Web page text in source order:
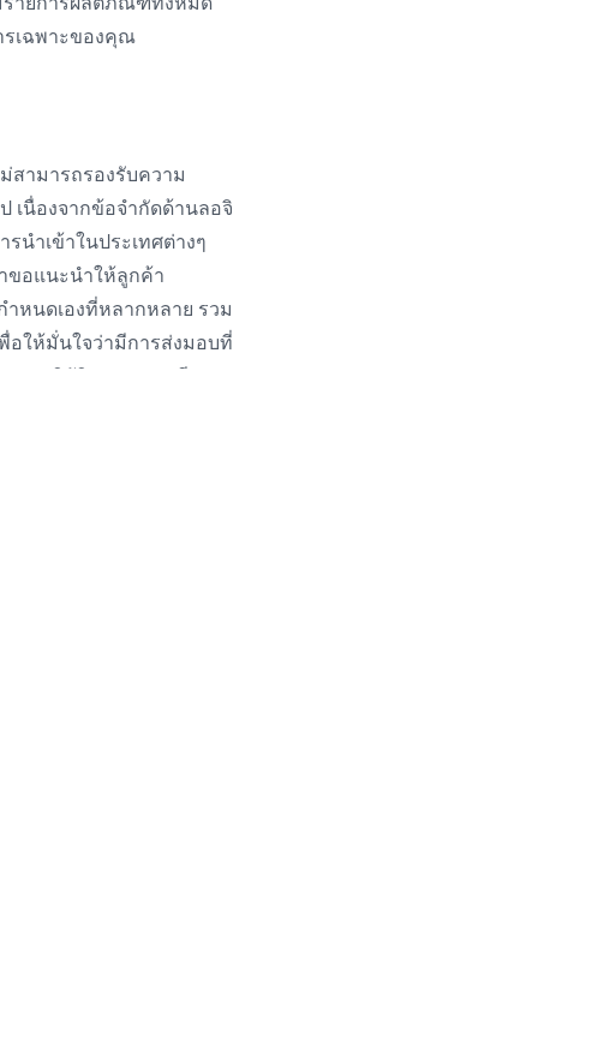
รเฉพาะของคุณ
สามารถรองรับความ
เนื่องจากข้อจำกัดด้านลอจิ
นำเข้าในประเทศต่างๆ
ขอแนะนำให้ลูกค้า
ำหนดเองที่หลากหลาย รวม
อให้มั่นใจว่ามีการส่งมอบที่